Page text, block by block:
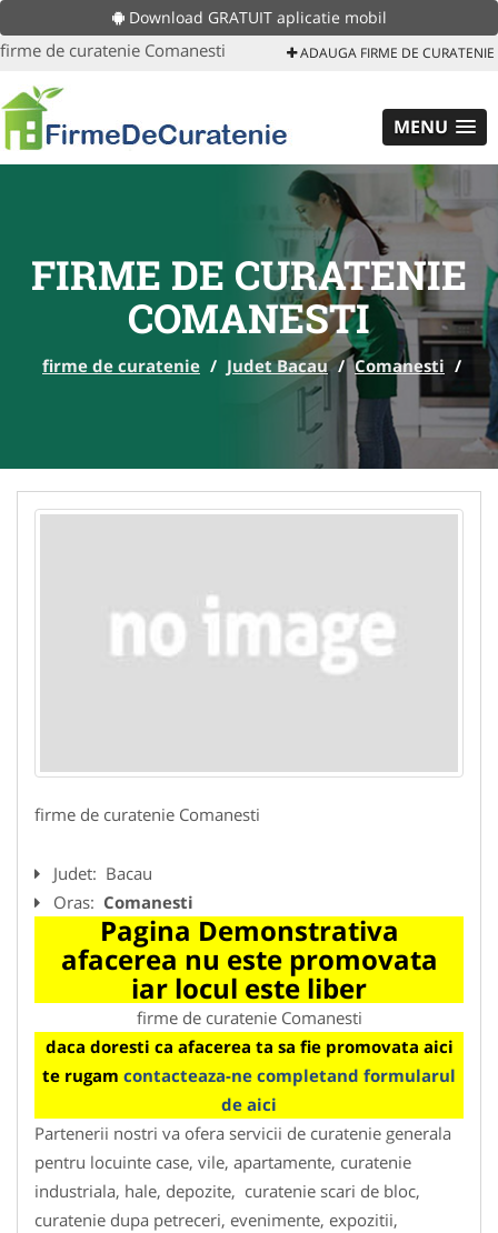
Download GRATUIT aplicatie mobil
firme de curatenie Comanesti ADAUGA FIRME DE CURATENIE
MENU
FIRME DE CURATENIE
COMANESTI
firme de curatenie / Judet Bacau / Comanesti /
firme de curatenie Comanesti
Judet: Bacau
Oras: Comanesti
Pagina Demonstrativa
afacerea nu este promovata
iar locul este liber
firme de curatenie Comanesti
daca doresti ca afacerea ta sa fie promovata aici
te rugam contacteaza-ne completand formularul
de aici
Partenerii nostri va ofera servicii de curatenie generala
pentru locuinte case, vile, apartamente, curatenie
industriala, hale, depozite, curatenie scari de bloc,
curatenie dupa petreceri, evenimente, expozitii,